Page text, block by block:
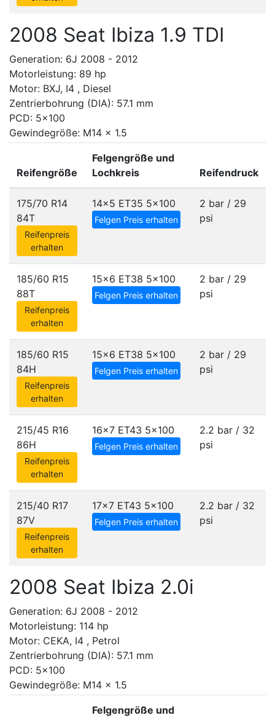
2008 Seat Ibiza 1.9 TDI
Generation: 6J 2008 - 2012
Motorleistung: 89 hp
Motor: BXJ, I4 , Diesel
Zentrierbohrung (DIA): 57.1 mm
PCD: 5x100
Gewindegröße: M14 x 1.5
Reifengröße
Felgengröße und
Lochkreis
Reifendruck
175/70 R14
84T
Reifenpreis
erhalten
14x5 ET35 5x100
Felgen Preis erhalten
2 bar / 29
psi
185/60 R15
88T
Reifenpreis
erhalten
15x6 ET38 5x100
Felgen Preis erhalten
2 bar / 29
psi
185/60 R15
84H
Reifenpreis
erhalten
15x6 ET38 5x100
Felgen Preis erhalten
2 bar / 29
psi
215/45 R16
86H
Reifenpreis
erhalten
16x7 ET43 5x100
Felgen Preis erhalten
2.2 bar / 32
psi
215/40 R17
87V
Reifenpreis
erhalten
17x7 ET43 5x100
Felgen Preis erhalten
2.2 bar / 32
psi
2008 Seat Ibiza 2.0i
Generation: 6J 2008 - 2012
Motorleistung: 114 hp
Motor: CEKA, I4 , Petrol
Zentrierbohrung (DIA): 57.1 mm
PCD: 5x100
Gewindegröße: M14 x 1.5
Felgengröße und